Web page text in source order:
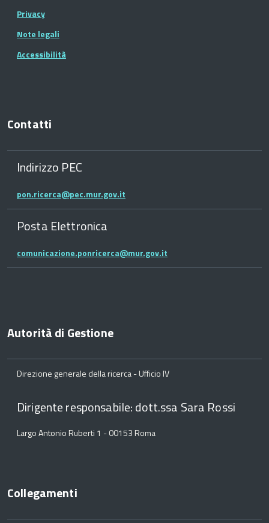
Privacy
Note legali
Accessibilità
Contatti
Indirizzo PEC
pon.ricerca@pec.mur.gov.it
Posta Elettronica
comunicazione.ponricerca@mur.gov.it
Autorità di Gestione
Direzione generale della ricerca - Ufficio IV
Dirigente responsabile: dott.ssa Sara Rossi
Largo Antonio Ruberti 1 - 00153 Roma
Collegamenti